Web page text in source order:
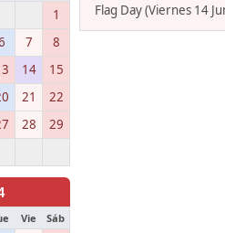
1
7
8
14
15
21
22
28
29
Vie Sáb
Flag Day (Viernes 14